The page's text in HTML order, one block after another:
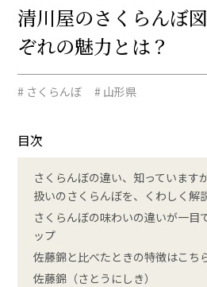
清川屋のさくらんぼ
ぞれの魅力とは？
# さくらんぼ # 山形県
目次
さくらんぼの違い、知っています
扱いのさくらんぼを、くわしく解
さくらんぼの味わいの違いが一目
ップ
佐藤錦と比べたときの特徴はこち
佐藤錦（さとうにしき）